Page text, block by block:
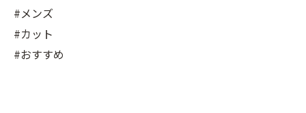
#メンズ
#カット
#おすすめ